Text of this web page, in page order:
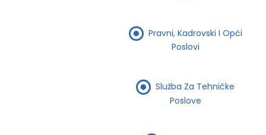
Pravni, Kadrovski I Opći
Poslovi
Služba Za Tehničke
Poslove